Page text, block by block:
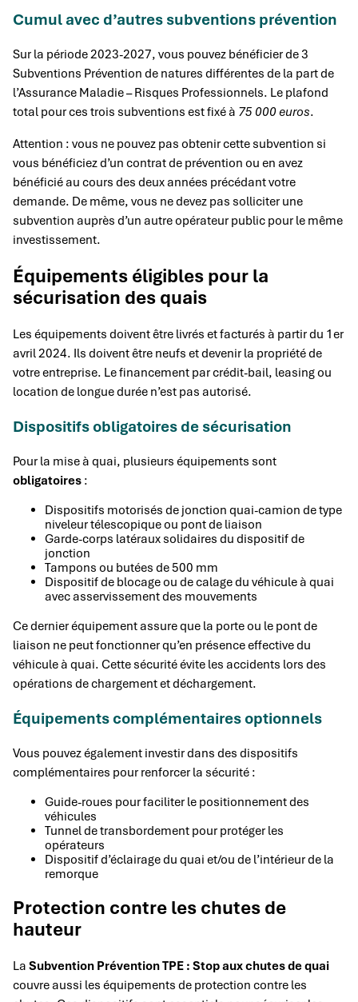
Cumul avec d’autres subventions prévention
Sur la période 2023-2027, vous pouvez bénéficier de 3
Subventions Prévention de natures différentes de la part de
l’Assurance Maladie – Risques Professionnels. Le plafond
total pour ces trois subventions est fixé à 75 000 euros.
Attention : vous ne pouvez pas obtenir cette subvention si
vous bénéficiez d’un contrat de prévention ou en avez
bénéficié au cours des deux années précédant votre
demande. De même, vous ne devez pas solliciter une
subvention auprès d’un autre opérateur public pour le même
investissement.
Équipements éligibles pour la
sécurisation des quais
Les équipements doivent être livrés et facturés à partir du 1er
avril 2024. Ils doivent être neufs et devenir la propriété de
votre entreprise. Le financement par crédit-bail, leasing ou
location de longue durée n’est pas autorisé.
Dispositifs obligatoires de sécurisation
Pour la mise à quai, plusieurs équipements sont
obligatoires :
Dispositifs motorisés de jonction quai-camion de type
niveleur télescopique ou pont de liaison
Garde-corps latéraux solidaires du dispositif de
jonction
Tampons ou butées de 500 mm
Dispositif de blocage ou de calage du véhicule à quai
avec asservissement des mouvements
Ce dernier équipement assure que la porte ou le pont de
liaison ne peut fonctionner qu’en présence effective du
véhicule à quai. Cette sécurité évite les accidents lors des
opérations de chargement et déchargement.
Équipements complémentaires optionnels
Vous pouvez également investir dans des dispositifs
complémentaires pour renforcer la sécurité :
Guide-roues pour faciliter le positionnement des
véhicules
Tunnel de transbordement pour protéger les
opérateurs
Dispositif d’éclairage du quai et/ou de l’intérieur de la
remorque
Protection contre les chutes de
hauteur
La Subvention Prévention TPE : Stop aux chutes de quai
couvre aussi les équipements de protection contre les